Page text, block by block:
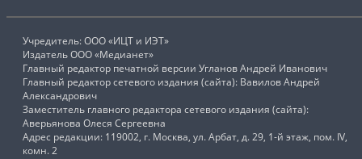
Учредитель: ООО «ИЦТ и ИЭТ»
Издатель ООО «Медианет»
Главный редактор печатной версии Угланов Андрей Иванович
Главный редактор сетевого издания (сайта): Вавилов Андрей
Александрович
Заместитель главного редактора сетевого издания (сайта):
Аверьянова Олеся Сергеевна
Адрес редакции: 119002, г. Москва, ул. Арбат, д. 29, 1-й этаж, пом. IV,
комн. 2